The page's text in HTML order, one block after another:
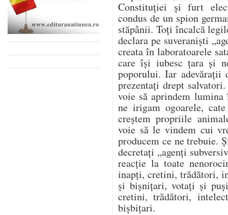
Constituției și furt
condus de un spion
stăpânii. Toți încalcă
declara pe suveraniști
creata în laboratoarele
care își iubesc țara și
poporului. Iar adevărații
prezentați drept
voie să aprindem lumina
ne irigam ogoarele,
creștem propriile
voie să le vindem cui
producem ce ne trebuie.
decretați „agenți
reacție la toate
inapți, cretini, trădători,
și bișnițari, votați și
cretini, trădători,
bișbițari.